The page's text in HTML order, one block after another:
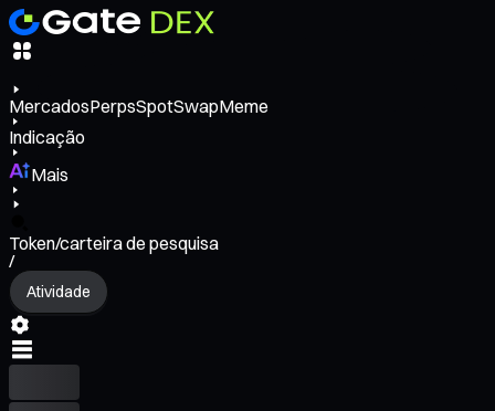
MercadosPerpsSpotSwapMeme
Indicação
Mais
Token/carteira de pesquisa
/
Atividade